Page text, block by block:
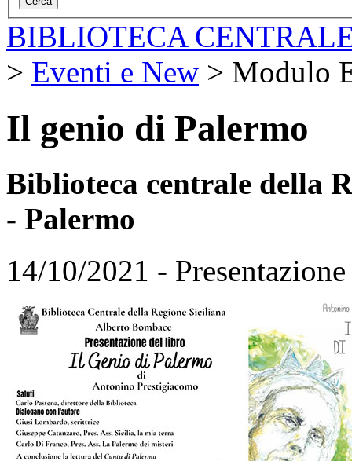
BIBLIOTECA
> Eventi e New > Modulo
Il genio di Palermo
Biblioteca centrale della
- Palermo
14/10/2021 -